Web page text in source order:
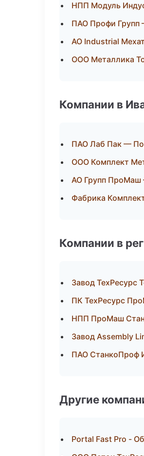
НПП Модуль
ПАО Профи Групп
АО Industrial
ООО Металлика
Компании в
ПАО Лаб Пак —
ООО Комплект
АО Групп ПроМаш
Фабрика
Компании в
Завод
ПК ТехРесурс
НПП ПроМаш
Завод Assembly
ПАО СтанкоПроф
Другие
Portal Fast Pro -